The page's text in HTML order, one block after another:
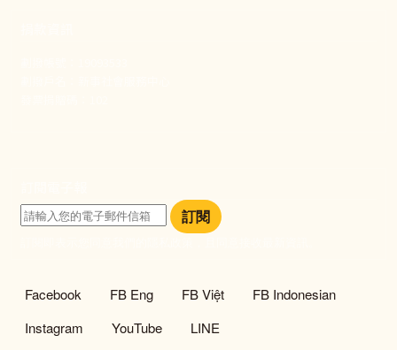
訂閱
社群選單
Facebook FB Eng FB Việt
FB Indonesian
Instagram
YouTube LINE